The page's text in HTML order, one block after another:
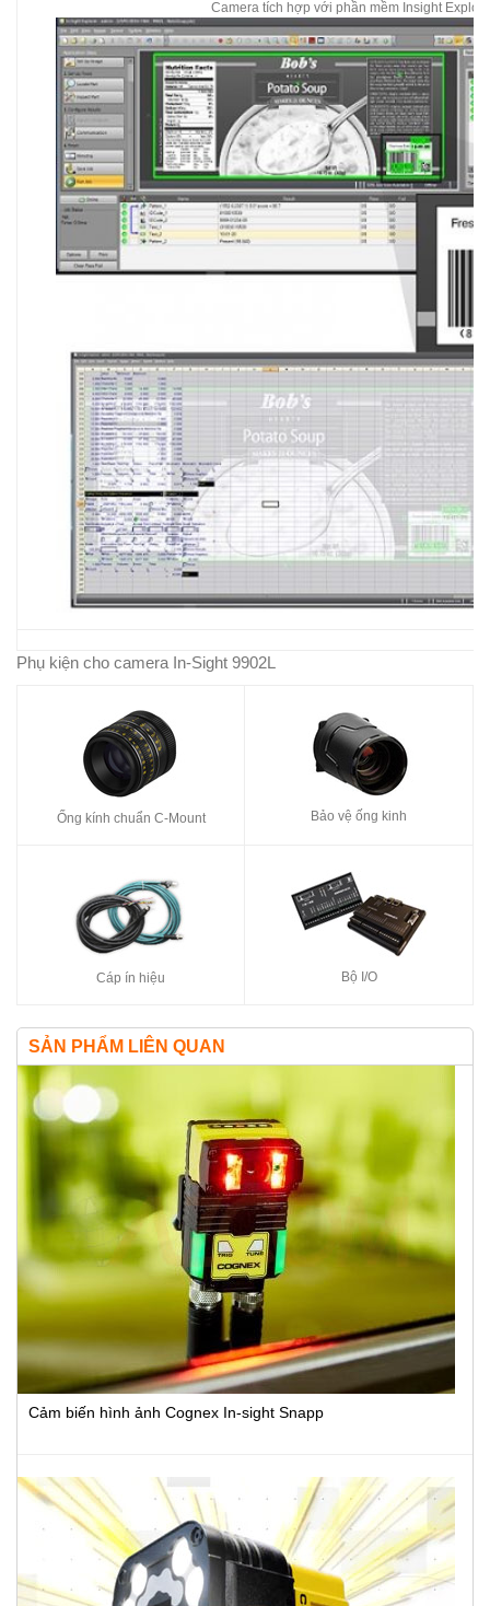
Camera tích hợp với phần mềm Insight Explore
Phụ kiện cho camera In-Sight 9902L
Ống kính chuẩn C-Mount Bảo vệ ống kinh
Cáp ín hiệu Bộ I/O
SẢN PHẨM LIÊN QUAN
Cảm biến hình ảnh Cognex In-sight Snapp